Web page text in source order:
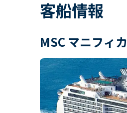
客船情報
MSC マニフィカ